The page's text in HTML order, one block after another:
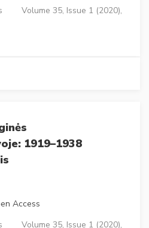
Volume 35, Issue 1 (2020),
1919–1938
Access
Volume 35, Issue 1 (2020),